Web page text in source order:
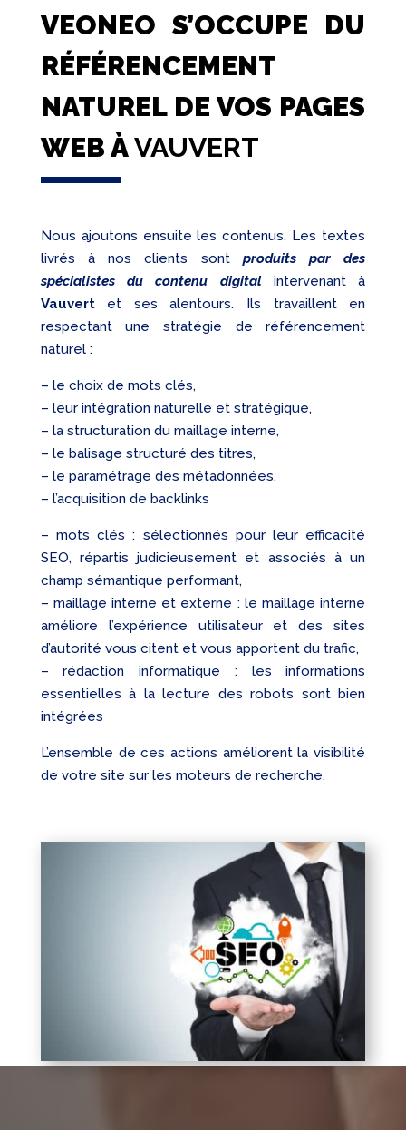
VEONEO S’OCCUPE DU
RÉFÉRENCEMENT
NATUREL DE VOS PAGES
WEB ÀVAUVERT
Nous ajoutons ensuite les contenus. Les textes
livrés à nos clients sont produits par des
spécialistes du contenu digitalintervenant à
Vauvertet ses alentours. Ils travaillent en
respectant une stratégie de référencement
naturel :
– le choix de mots clés,
– leur intégration naturelle et stratégique,
– la structuration du maillage interne,
– le balisage structuré des titres,
– le paramétrage des métadonnées,
– l’acquisition de backlinks
– mots clés : sélectionnés pour leur efficacité
SEO, répartis judicieusement et associés à un
champ sémantique performant,
– maillage interne et externe : le maillage interne
améliore l’expérience utilisateur et des sites
d’autorité vous citent et vous apportent du trafic,
– rédaction informatique : les informations
essentielles à la lecture des robots sont bien
intégrées
L’ensemble de ces actions améliorent la visibilité
de votre site sur les moteurs de recherche.